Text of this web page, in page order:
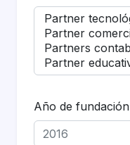
Año de fundación